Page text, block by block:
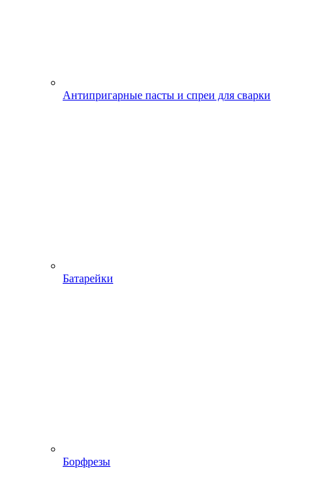
Антипригарные пасты и спреи для сварки
Батарейки
Борфрезы